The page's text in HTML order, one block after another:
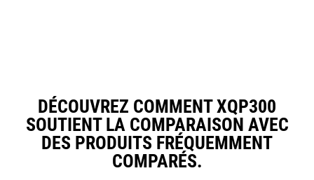
DÉCOUVREZ COMMENT XQP300
SOUTIENT LA COMPARAISON AVEC
DES PRODUITS FRÉQUEMMENT
COMPARÉS.